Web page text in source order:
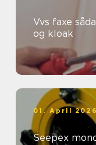
Vvs faxe sådan får du styr på vand, varme
og kloak
01. April 2026
Seepex